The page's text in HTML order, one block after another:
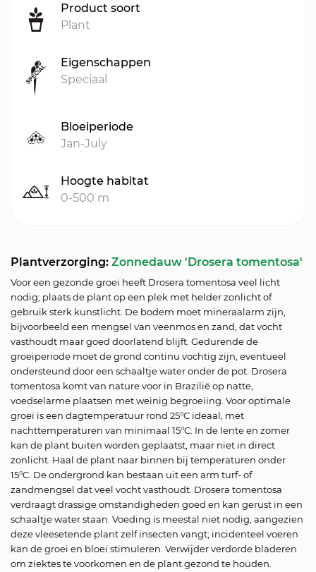
Product soort
Plant
Eigenschappen
Speciaal
Bloeiperiode
Jan-July
Hoogte habitat
0-500 m
Plantverzorging: Zonnedauw 'Drosera tomentosa'
Voor een gezonde groei heeft Drosera tomentosa veel licht
nodig; plaats de plant op een plek met helder zonlicht of
gebruik sterk kunstlicht. De bodem moet mineraalarm zijn,
bijvoorbeeld een mengsel van veenmos en zand, dat vocht
vasthoudt maar goed doorlatend blijft. Gedurende de
groeiperiode moet de grond continu vochtig zijn, eventueel
ondersteund door een schaaltje water onder de pot. Drosera
tomentosa komt van nature voor in Brazilië op natte,
voedselarme plaatsen met weinig begroeiing. Voor optimale
groei is een dagtemperatuur rond 25°C ideaal, met
nachttemperaturen van minimaal 15°C. In de lente en zomer
kan de plant buiten worden geplaatst, maar niet in direct
zonlicht. Haal de plant naar binnen bij temperaturen onder
15°C. De ondergrond kan bestaan uit een arm turf- of
zandmengsel dat veel vocht vasthoudt. Drosera tomentosa
verdraagt drassige omstandigheden goed en kan gerust in een
schaaltje water staan. Voeding is meestal niet nodig, aangezien
deze vleesetende plant zelf insecten vangt; incidenteel voeren
kan de groei en bloei stimuleren. Verwijder verdorde bladeren
om ziektes te voorkomen en de plant gezond te houden.